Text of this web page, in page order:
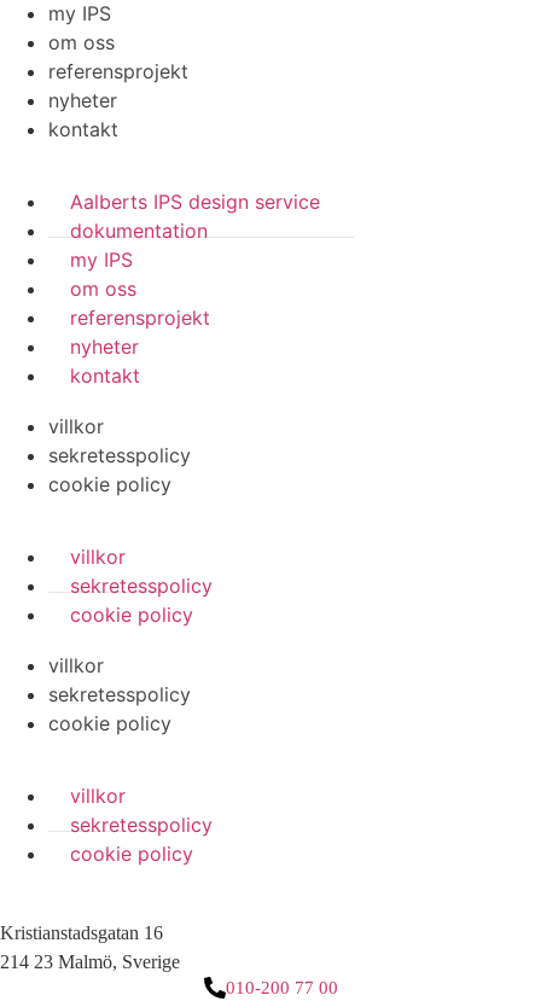
my IPS
om oss
referensprojekt
nyheter
kontakt
Aalberts IPS design service
dokumentation
my IPS
om oss
referensprojekt
nyheter
kontakt
villkor
sekretesspolicy
cookie policy
villkor
sekretesspolicy
cookie policy
villkor
sekretesspolicy
cookie policy
villkor
sekretesspolicy
cookie policy
Kristianstadsgatan 16
214 23 Malmö, Sverige
010-200 77 00